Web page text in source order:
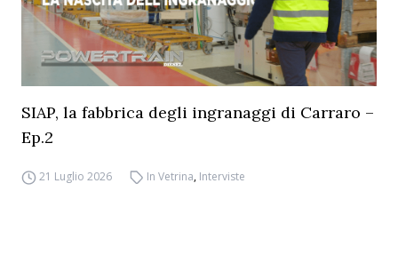
SIAP, la fabbrica degli ingranaggi di Carraro –
Ep.2
21 Luglio 2026 In Vetrina, Interviste